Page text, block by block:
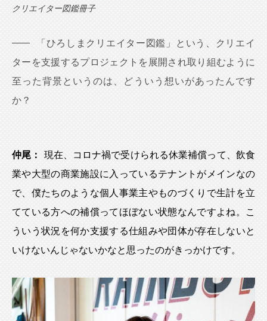
クリエイター図鑑冊子
「ひろしまクリエイター図鑑」という、クリエイ
ターを支援するプロジェクトを展開され取り組むように
至った背景というのは、どういう想いがあったんです
か？
仲尾：
現在、コロナ禍で受けられる休業補償って、飲食
業や大型の商業施設に入っているテナントがメインなの
で、僕たちのような個人事業主やものづくりで生計を立
てている方への補償ってほぼない状態なんですよね。こ
ういう状況を何か支援する仕組みや団体が存在しないと
いけないんじゃないかなと思ったのがきっかけです。